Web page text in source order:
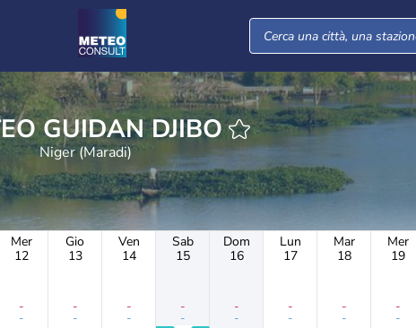
METEO GUIDAN DJIBO
Niger (Maradi)
Mer
12
-
-
Gio
13
-
-
Ven
14
-
-
Sab
15
-
-
Dom
16
-
-
Lun
17
-
-
Mar
18
-
-
Mer
19
-
-